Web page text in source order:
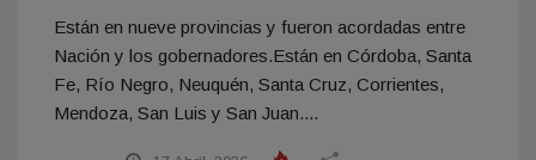
Están en nueve provincias y fueron acordadas entre
Nación y los gobernadores.Están en Córdoba, Santa
Fe, Río Negro, Neuquén, Santa Cruz, Corrientes,
Mendoza, San Luis y San Juan....